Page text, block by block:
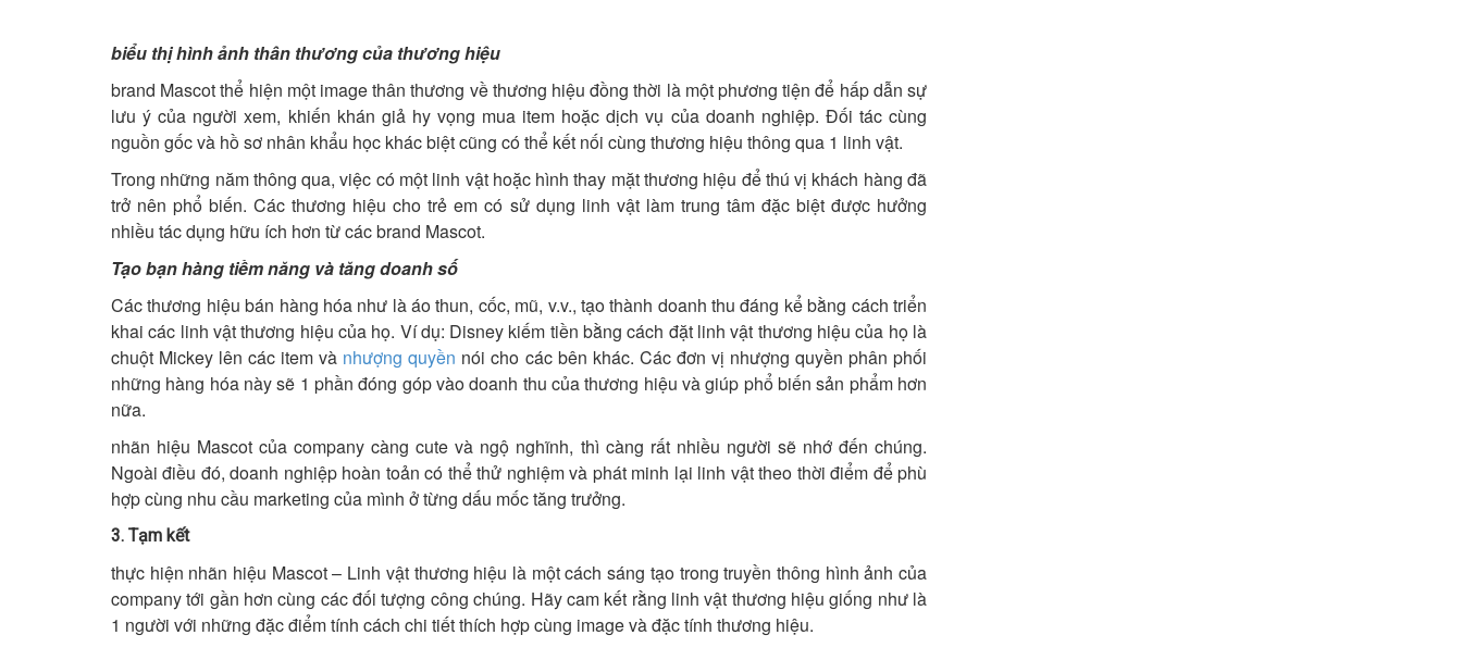
biểu thị hình ảnh thân thương của thương hiệu
brand Mascot thể hiện một image thân thương về thương hiệu đồng thời là một phương tiện để hấp dẫn sự
lưu ý của người xem, khiến khán giả hy vọng mua item hoặc dịch vụ của doanh nghiệp. Đối tác cùng
nguồn gốc và hồ sơ nhân khẩu học khác biệt cũng có thể kết nối cùng thương hiệu thông qua 1 linh vật.
Trong những năm thông qua, việc có một linh vật hoặc hình thay mặt thương hiệu để thú vị khách hàng đã
trở nên phổ biến. Các thương hiệu cho trẻ em có sử dụng linh vật làm trung tâm đặc biệt được hưởng
nhiều tác dụng hữu ích hơn từ các brand Mascot.
Tạo bạn hàng tiềm năng và tăng doanh số
Các thương hiệu bán hàng hóa như là áo thun, cốc, mũ, v.v., tạo thành doanh thu đáng kể bằng cách triển
khai các linh vật thương hiệu của họ. Ví dụ: Disney kiếm tiền bằng cách đặt linh vật thương hiệu của họ là
chuột Mickey lên các item và nhượng quyền nói cho các bên khác. Các đơn vị nhượng quyền phân phối
những hàng hóa này sẽ 1 phần đóng góp vào doanh thu của thương hiệu và giúp phổ biến sản phẩm hơn
nữa.
nhãn hiệu Mascot của company càng cute và ngộ nghĩnh, thì càng rất nhiều người sẽ nhớ đến chúng.
Ngoài điều đó, doanh nghiệp hoàn toản có thể thử nghiệm và phát minh lại linh vật theo thời điểm để phù
hợp cùng nhu cầu marketing của mình ở từng dấu mốc tăng trưởng.
3. Tạm kết
thực hiện nhãn hiệu Mascot – Linh vật thương hiệu là một cách sáng tạo trong truyền thông hình ảnh của
company tới gần hơn cùng các đối tượng công chúng. Hãy cam kết rằng linh vật thương hiệu giống như là
1 người với những đặc điểm tính cách chi tiết thích hợp cùng image và đặc tính thương hiệu.